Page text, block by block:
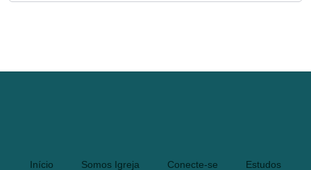
Início Somos Igreja Conecte-se Estudos